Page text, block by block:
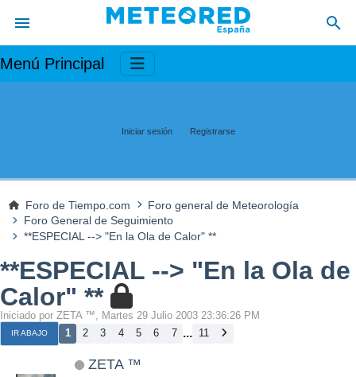
Menú Principal
Iniciar sesión Registrarse
Foro de Tiempo.com
Foro general de Meteorología
Foro General de Seguimiento
**ESPECIAL --> "En la Ola de Calor" **
**ESPECIAL --> "En la Ola de
Calor" **
Iniciado por ZETA ™, Martes 29 Julio 2003 23:36:26 PM
IR ABAJO 1 2 3 4 5 6 7 ... 11
ZETA ™